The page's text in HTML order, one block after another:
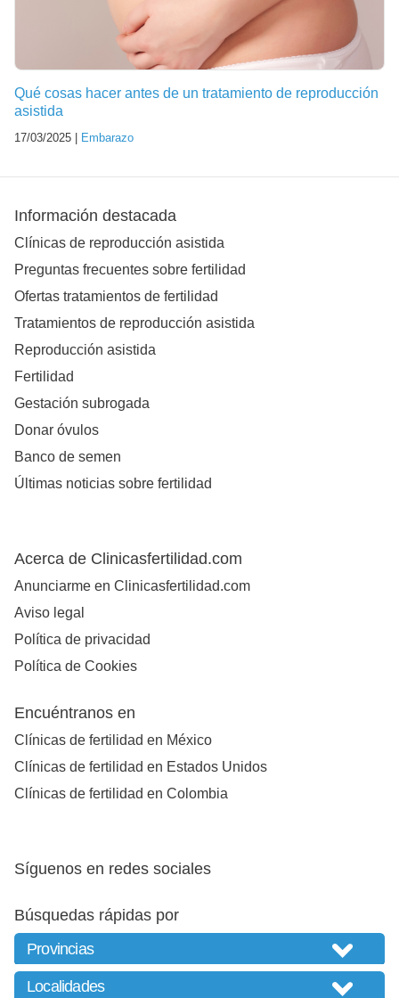
Qué cosas hacer antes de un tratamiento de reproducción
asistida
17/03/2025 | Embarazo
Información destacada
Clínicas de reproducción asistida
Preguntas frecuentes sobre fertilidad
Ofertas tratamientos de fertilidad
Tratamientos de reproducción asistida
Reproducción asistida
Fertilidad
Gestación subrogada
Donar óvulos
Banco de semen
Últimas noticias sobre fertilidad
Acerca de Clinicasfertilidad.com
Anunciarme en Clinicasfertilidad.com
Aviso legal
Política de privacidad
Política de Cookies
Encuéntranos en
Clínicas de fertilidad en México
Clínicas de fertilidad en Estados Unidos
Clínicas de fertilidad en Colombia
Síguenos en redes sociales
Búsquedas rápidas por